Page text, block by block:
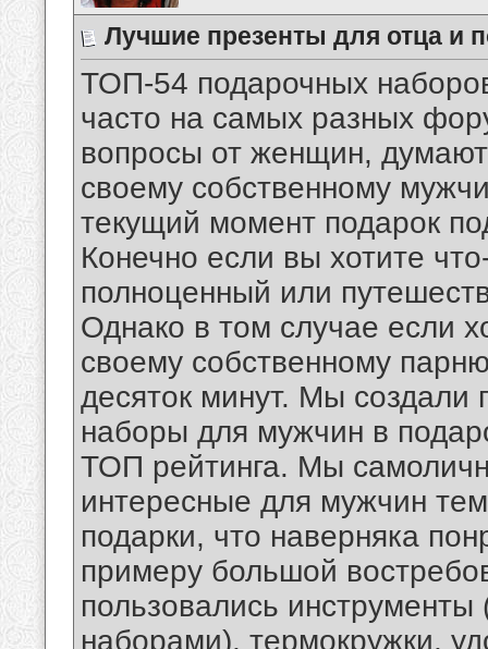
Лучшие презенты для отца и
ТОП-54 подарочных
часто на самых разных
вопросы от женщин,
своему собственному
текущий момент подарок
Конечно если вы хотите
полноценный или
Однако в том случае если
своему собственному
десяток минут. Мы создали
наборы для мужчин в
ТОП рейтинга. Мы
интересные для мужчин
подарки, что наверняка
примеру большой
пользовались
наборами), термокружки,